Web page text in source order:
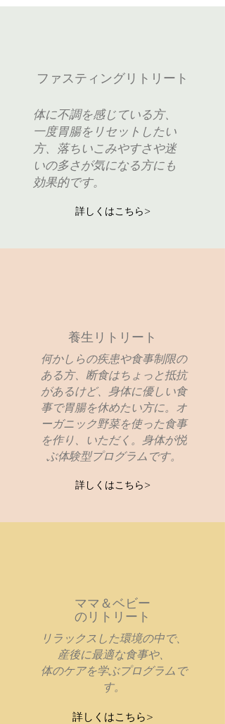
ファスティングリトリート
体に不調を感じている方、
一度胃腸をリセットしたい
方、落ちいこみやすさや迷
いの多さが気になる方にも
効果的です。
詳しくはこちら>
​養生リトリート
何かしらの疾患や食事制限の
ある方、断食はちょっと抵抗
があるけど、身体に優しい食
事で胃腸を休めたい方に。オ
ーガニック野菜を使った食事
を作り、いただく。身体が悦
ぶ体験型プログラムです。
詳しくはこちら>
​ママ＆ベビー
のリトリート
リラックスした環境の中で、
産後に最適な食事や、
体のケアを学ぶプログラムで
す。
詳しくはこちら>